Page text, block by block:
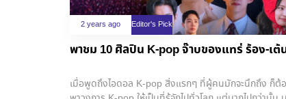
2 years ago Editor's Pick
พาชม 10 ศิลปิน K-pop จ๊าบของแทร่ ร้อง-เต้
เมื่อพูดถึงไอดอล K-pop สิ่งแรกๆ ที่ผู้คนมักจะนึกถึง ก็ต้